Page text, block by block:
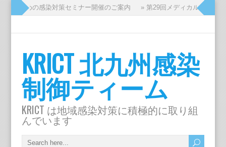
のための感染対策セミナー開催のご案内 » 第29回メディカルスタッフ
KRICT 北九州感染
制御ティーム
KRICT は地域感染対策に積極的に取り組
んでいます